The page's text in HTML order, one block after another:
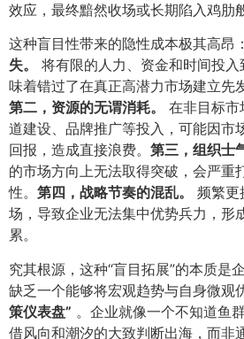
效应，最终黯然收场或长期陷入鸡肋
这种盲目性带来的隐性成本极其高昂：​
失。​
将有限的人力、资金和时间投
味着错过了在真正高潜力市场建立先
第二，资源的无谓消耗。​
在非目标市
道建设、品牌推广等投入，可能因市
回报，造成直接浪费。​ 第三，组织士
的市场方向上无法取得突破，会严重
性。​ 第四，战略节奏的混乱。​
频繁更
场，导致企业无法集中优势兵力，形
累。
究其根源，这种“盲目拓展”的本质是
缺乏一个能够将宏观趋势与自身微观
策仪表盘”​ 。企业就像一个不知道鱼
借风向和潮汐的大致判断出海，而非